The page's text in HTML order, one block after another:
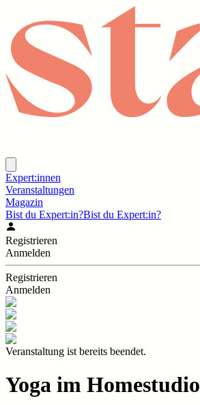
Expert:innen
Veranstaltungen
Magazin
Bist du Expert:in?Bist du Expert:in?
Registrieren
Anmelden
Registrieren
Anmelden
Veranstaltung ist bereits beendet.
Yoga im Homestudio